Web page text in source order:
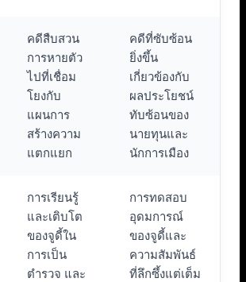
คดีสืบสวน
การหายตัว
ไปที่เชื่อม
โยงกับ
แผนการ
สร้างความ
แตกแยก
คดีที่ซับซ้อน
ยิ่งขึ้น
เกี่ยวข้องกับ
ผลประโยชน์
ทับซ้อนของ
นายทุนและ
นักการเมือง
การเรียนรู้
และเติบโต
ของจูดี้ใน
การเป็น
ตำรวจ และ
การทดสอบ
อุดมการณ์
ของจูดี้และ
ความสัมพันธ์
ที่ลึกซึ้งแต่เต็ม